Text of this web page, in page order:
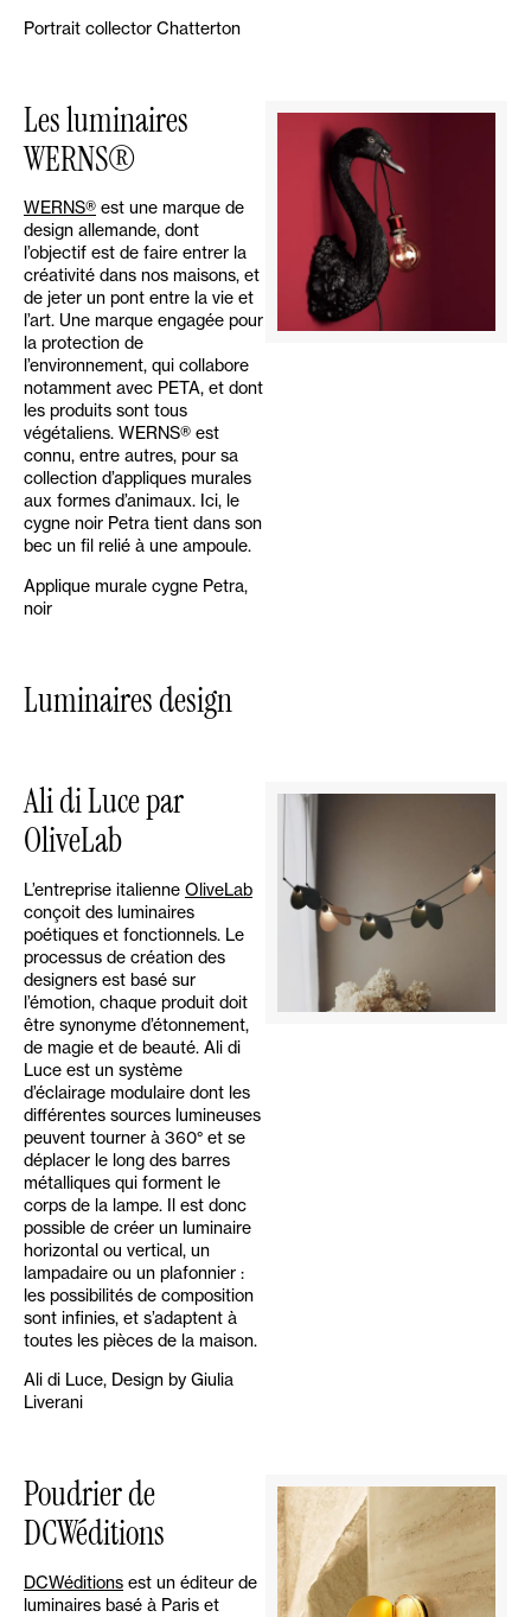
Portrait collector Chatterton
Les luminaires
WERNS®
WERNS® est une marque de
design allemande, dont
l’objectif est de faire entrer la
créativité dans nos maisons, et
de jeter un pont entre la vie et
l’art. Une marque engagée pour
la protection de
l’environnement, qui collabore
notamment avec PETA, et dont
les produits sont tous
végétaliens. WERNS® est
connu, entre autres, pour sa
collection d’appliques murales
aux formes d’animaux. Ici, le
cygne noir Petra tient dans son
bec un fil relié à une ampoule.
Applique murale cygne Petra,
noir
Luminaires design
Ali di Luce par
OliveLab
L’entreprise italienne OliveLab
conçoit des luminaires
poétiques et fonctionnels. Le
processus de création des
designers est basé sur
l’émotion, chaque produit doit
être synonyme d’étonnement,
de magie et de beauté. Ali di
Luce est un système
d’éclairage modulaire dont les
différentes sources lumineuses
peuvent tourner à 360° et se
déplacer le long des barres
métalliques qui forment le
corps de la lampe. Il est donc
possible de créer un luminaire
horizontal ou vertical, un
lampadaire ou un plafonnier :
les possibilités de composition
sont infinies, et s’adaptent à
toutes les pièces de la maison.
Ali di Luce, Design by Giulia
Liverani
Poudrier de
DCWéditions
DCWéditions est un éditeur de
luminaires basé à Paris et